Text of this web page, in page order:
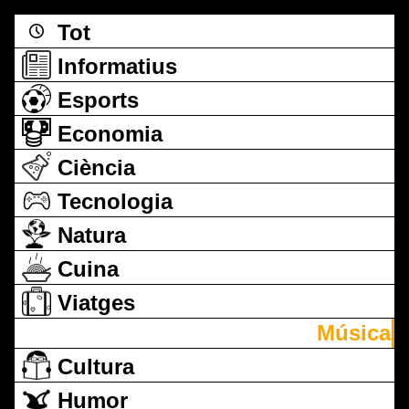
Tot
Informatius
Esports
Economia
Ciència
Tecnologia
Natura
Cuina
Viatges
Música
Cultura
Humor